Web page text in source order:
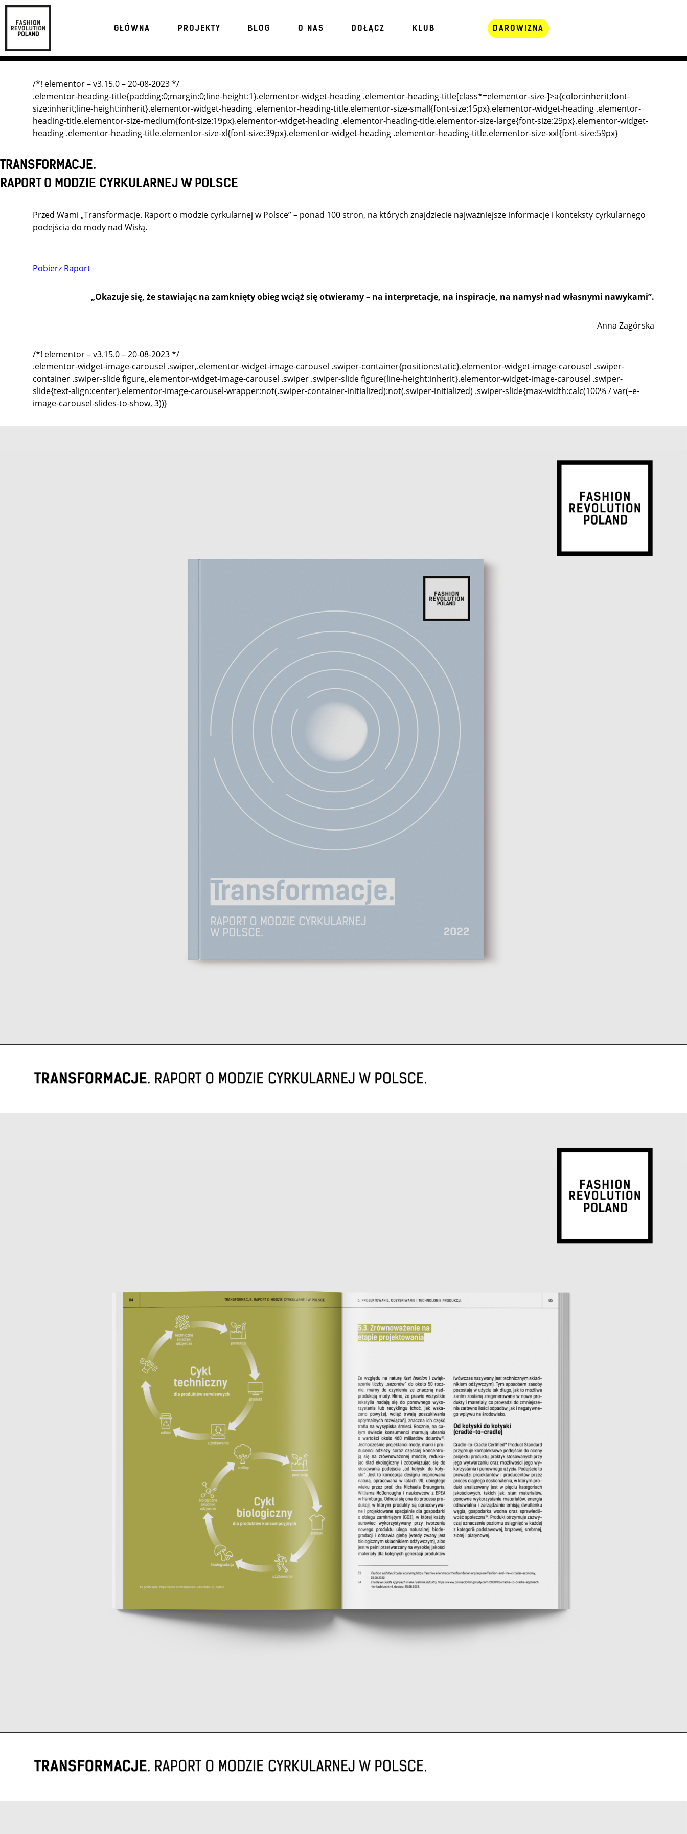
GŁÓWNA PROJEKTY BLOG O NAS DOŁĄCZ KLUB DAROWIZNA
/*! elementor – v3.15.0 – 20-08-2023 */
.elementor-heading-title{padding:0;margin:0;line-height:1}.elementor-widget-heading .elementor-heading-title[class*=elementor-size-]>a{color:inherit;font-
size:inherit;line-height:inherit}.elementor-widget-heading .elementor-heading-title.elementor-size-small{font-size:15px}.elementor-widget-heading .elementor-
heading-title.elementor-size-medium{font-size:19px}.elementor-widget-heading .elementor-heading-title.elementor-size-large{font-size:29px}.elementor-widget-
heading .elementor-heading-title.elementor-size-xl{font-size:39px}.elementor-widget-heading .elementor-heading-title.elementor-size-xxl{font-size:59px}
TRANSFORMACJE.
RAPORT O MODZIE CYRKULARNEJ W POLSCE
Przed Wami „Transformacje. Raport o modzie cyrkularnej w Polsce” – ponad 100 stron, na których znajdziecie najważniejsze informacje i konteksty cyrkularnego
podejścia do mody nad Wisłą.
Pobierz Raport
„Okazuje się, że stawiając na zamknięty obieg wciąż się otwieramy – na interpretacje, na inspiracje, na namysł nad własnymi nawykami”.
Anna Zagórska
/*! elementor – v3.15.0 – 20-08-2023 */
.elementor-widget-image-carousel .swiper,.elementor-widget-image-carousel .swiper-container{position:static}.elementor-widget-image-carousel .swiper-
container .swiper-slide figure,.elementor-widget-image-carousel .swiper .swiper-slide figure{line-height:inherit}.elementor-widget-image-carousel .swiper-
slide{text-align:center}.elementor-image-carousel-wrapper:not(.swiper-container-initialized):not(.swiper-initialized) .swiper-slide{max-width:calc(100% / var(–e-
image-carousel-slides-to-show, 3))}